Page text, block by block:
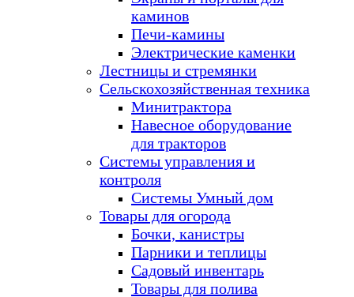
каминов
Печи-камины
Электрические каменки
Лестницы и стремянки
Сельскохозяйственная техника
Минитрактора
Навесное оборудование
для тракторов
Системы управления и
контроля
Системы Умный дом
Товары для огорода
Бочки, канистры
Парники и теплицы
Садовый инвентарь
Товары для полива